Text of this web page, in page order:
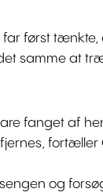
far først
samme at
fanget af
fortæller
og